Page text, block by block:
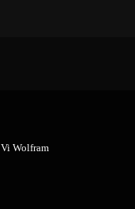
Vi Wolfram